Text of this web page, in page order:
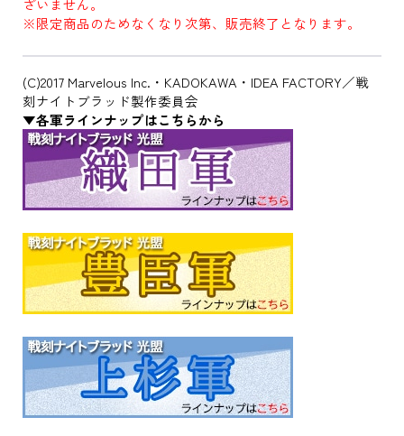
ざいません。
※限定商品のためなくなり次第、販売終了となります。
(C)2017 Marvelous Inc.・KADOKAWA・IDEA FACTORY／戦
刻ナイトブラッド製作委員会
▼各軍ラインナップはこちらから